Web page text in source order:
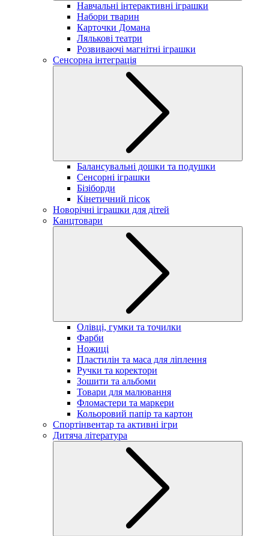
Навчальні інтерактивні іграшки
Набори тварин
Карточки Домана
Лялькові театри
Розвиваючі магнітні іграшки
Сенсорна інтеграція
Балансувальні дошки та подушки
Сенсорні іграшки
Бізіборди
Кінетичний пісок
Новорічні іграшки для дітей
Канцтовари
Олівці, гумки та точилки
Фарби
Ножиці
Пластилін та маса для ліплення
Ручки та коректори
Зошити та альбоми
Товари для малювання
Фломастери та маркери
Кольоровий папір та картон
Спортінвентар та активні ігри
Дитяча література